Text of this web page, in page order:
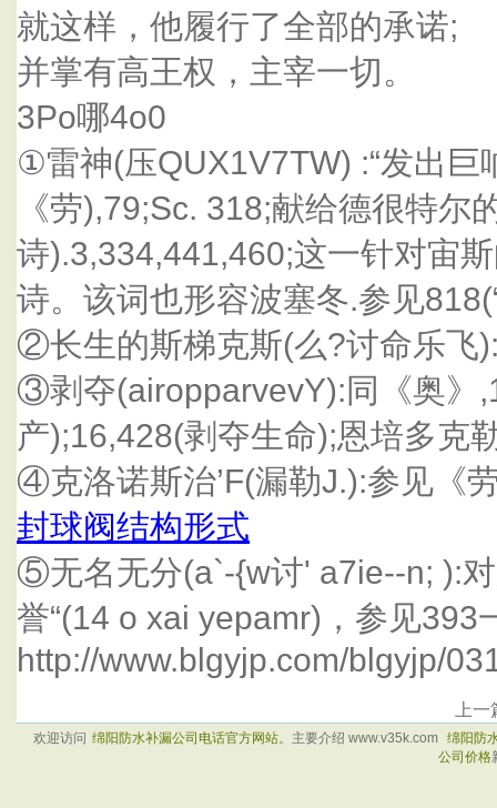
就这样，他履行了全部的承诺;
并掌有高王权，主宰一切。
3Po哪4o0
①雷神(压QUX1V7TW) :“发出巨
《劳),79;Sc. 318;献给德很特尔
诗).3,334,441,460;这一针对宙
诗。该词也形容波塞冬.参见
②长生的斯梯克斯(么?讨命乐飞
③剥夺(airopparvevY):同《奥》
产);16,428(剥夺生命);恩培多克
④克洛诺斯治’F(漏勒J.):参见《
封球阀结构形式
⑤无名无分(a`-{w讨' a7ie--n; ):
誉“(14 o xai yepamr)，参见393
http://www.blgyjp.com/blgyjp/
上
欢迎访问 绵阳防水补漏公司电话官方网站。主要介绍 www.v35k.com 绵阳防
公司价格